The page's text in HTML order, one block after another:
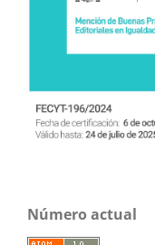
Número actual